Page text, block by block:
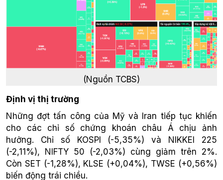
(Nguồn TCBS)
Định vị thị trường
Những đợt tấn công của Mỹ và Iran tiếp tục khiến
cho các chỉ số chứng khoán châu Á chịu ảnh
hưởng. Chỉ số KOSPI (-5,35%) và NIKKEI 225
(-2,11%), NIFTY 50 (-2,03%) cùng giảm trên 2%.
Còn SET (-1,28%), KLSE (+0,04%), TWSE (+0,56%)
biến động trái chiều.